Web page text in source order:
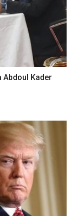
Abdoul Kader